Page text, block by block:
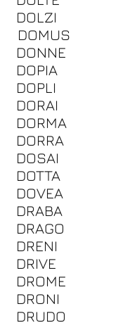
DOLZI
DOMUS
DONNE
DOPIA
DOPLI
DORAI
DORMA
DORRA
DOSAI
DOTTA
DOVEA
DRABA
DRAGO
DRENI
DRIVE
DROME
DRONI
DRUDO